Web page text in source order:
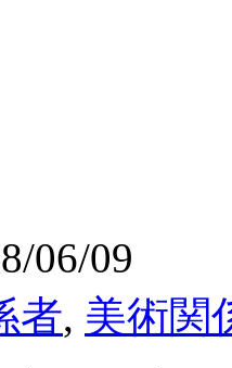
06/09
者, 美術関